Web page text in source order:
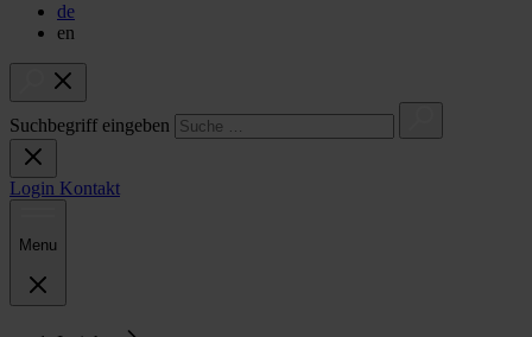
de
en
Suchbegriff eingeben
Login Kontakt
Menu